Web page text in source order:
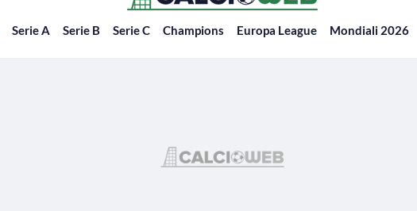
Serie A Serie B Serie C Champions Europa League Mondiali 2026